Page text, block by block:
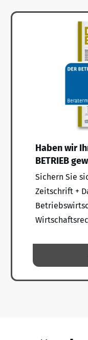
Haben wir
BETRIEB
Sichern Sie
Zeitschrift +